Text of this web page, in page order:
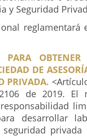
y Seguridad
reglamentará
PARA
DE
PRIVADA.
de 2019. El
desarrollar